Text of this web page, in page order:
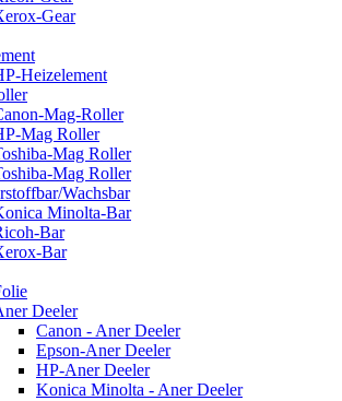
Gear
Heizelement
Mag-Roller
Mag Roller
Mag Roller
Mag Roller
Wachsbar
Minolta-Bar
Bar
Bar
Deeler
Canon - Aner Deeler
Epson-Aner Deeler
HP-Aner Deeler
Konica Minolta - Aner Deeler